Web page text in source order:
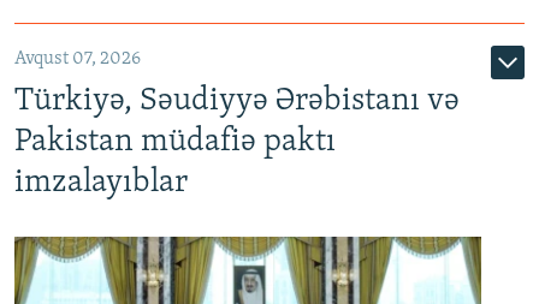
Avqust 07, 2026
Türkiyə, Səudiyyə Ərəbistanı və
Pakistan müdafiə paktı
imzalayıblar